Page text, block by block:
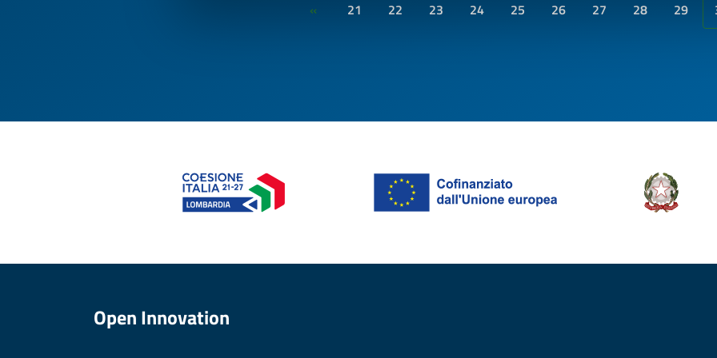
« 21 22 23 24 25 26 27 28 29
Open Innovation